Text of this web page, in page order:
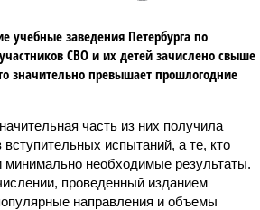
учебные заведения Петербурга по
СВО и их детей зачислено свыше
значительно превышает прошлогодние
часть из них получила
испытаний, а те, кто
необходимые результаты.
проведенный изданием
направления и объемы